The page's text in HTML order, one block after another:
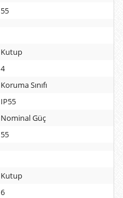
55
Kutup
4
Koruma Sınıfı
IP55
Nominal Güç
55
Kutup
6